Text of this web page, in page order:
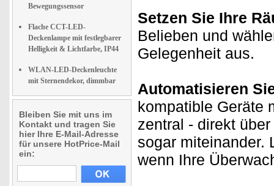
Bewegungssensor
Flache CCT-LED-
Deckenlampe mit festlegbarer
Helligkeit & Lichtfarbe, IP44
WLAN-LED-Deckenleuchte
mit Sternendekor, dimmbar
Bleiben Sie mit uns im
Kontakt und tragen Sie
hier Ihre E-Mail-Adresse
für unsere HotPrice-Mail
ein:
Setzen Sie Ihre
Belieben und
Gelegenheit aus.
Automatisieren
kompatible Geräte
zentral - direkt
sogar miteinander.
wenn Ihre